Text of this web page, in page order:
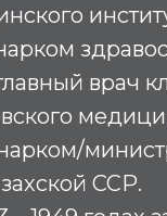
нарком
врач
нарком/
ССР.